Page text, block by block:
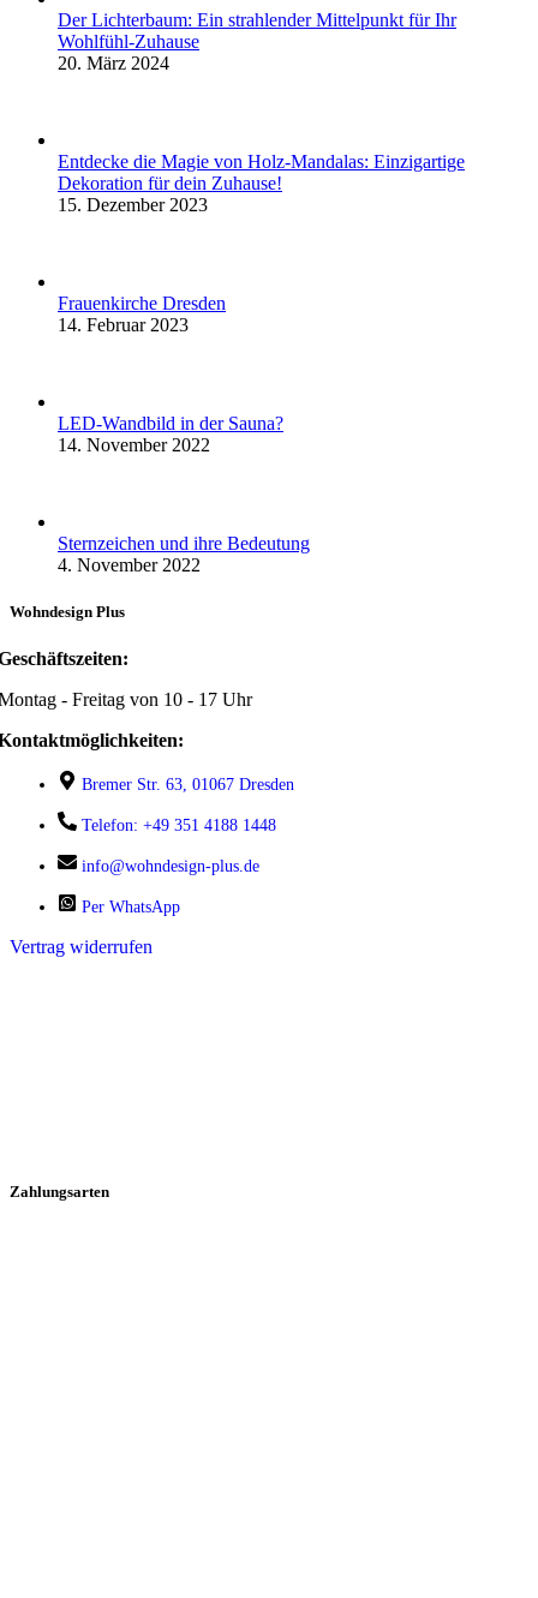
Der Lichterbaum: Ein strahlender Mittelpunkt für Ihr
Wohlfühl-Zuhause
20. März 2024
Entdecke die Magie von Holz-Mandalas: Einzigartige
Dekoration für dein Zuhause!
15. Dezember 2023
Frauenkirche Dresden
14. Februar 2023
LED-Wandbild in der Sauna?
14. November 2022
Sternzeichen und ihre Bedeutung
4. November 2022
Wohndesign Plus
- Freitag von 10 - 17 Uhr
Bremer Str. 63, 01067 Dresden
Telefon: +49 351 4188 1448
info@wohndesign-plus.de
Per WhatsApp
Vertrag widerrufen
Zahlungsarten